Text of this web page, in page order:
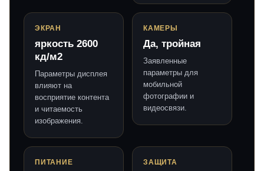
ЭКРАН
яркость 2600
кд/м2
Параметры дисплея
влияют на
восприятие контента
и читаемость
изображения.
КАМЕРЫ
Да, тройная
Заявленные
параметры для
мобильной
фотографии и
видеосвязи.
ПИТАНИЕ ЗАЩИТА